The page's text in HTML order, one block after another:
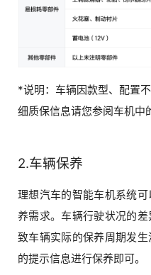
*说明：车辆因款型、配置
细质保信息请您参阅车机中
2.车辆保养
理想汽车的智能车机系统
养需求。车辆行驶状况的
致车辆实际的保养周期发
的提示信息进行保养即可。